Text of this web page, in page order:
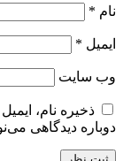
نام *
ایمیل *
وب‌ سایت
ذخیره نام،
دوباره دیدگاهی